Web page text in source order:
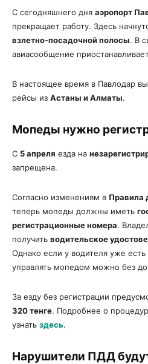
С сегодняшнего дня аэропорт
прекращает работу. Здесь
взлетно-посадочной полосы. В
авиасообщение
В настоящее время в Павлодар
рейсы из Астаны и Алматы.
Мопеды нужно
С 5 апреля езда на
запрещена.
Согласно изменениям в Правила
теперь мопеды должны иметь
регистрационные номера.
получить водительское
Однако если у водителя уже есть
управлять мопедом можно без
За езду без регистрации
320 тенге. Подробнее о
узнать здесь.
Нарушители ПДД